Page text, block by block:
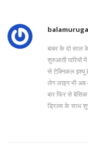
बाबर के दो साल
शुरुआती पारियों
से टेक्निकल इश्यू
लेग लाइन भी अब
बार फिर से
ड्रिल्स के साथ